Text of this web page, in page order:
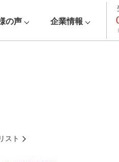
の声 企業情報
スト